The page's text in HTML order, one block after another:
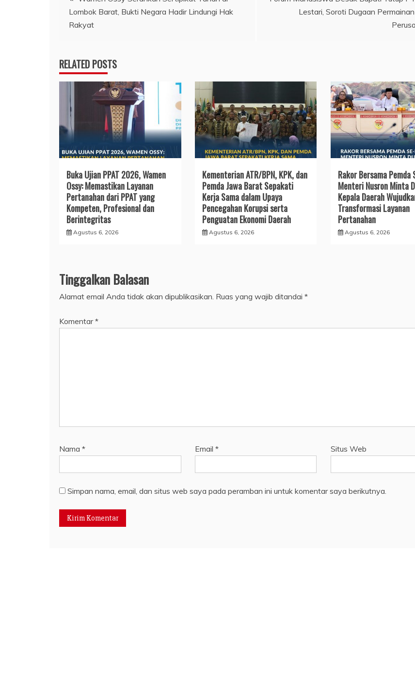
pos
Lombok Barat, Bukti Negara Hadir Lindungi Hak
Rakyat
Lestari, Soroti Dugaan
RELATED POSTS
Buka Ujian PPAT 2026, Wamen
Ossy: Memastikan Layanan
Pertanahan dari PPAT yang
Kompeten, Profesional dan
Berintegritas
Agustus 6, 2026
Kementerian ATR/BPN, KPK, dan
Pemda Jawa Barat Sepakati
Kerja Sama dalam Upaya
Pencegahan Korupsi serta
Penguatan Ekonomi Daerah
Agustus 6, 2026
Rakor Bersama Pemda
Menteri Nusron Minta
Kepala Daerah
Transformasi Layanan
Pertanahan
Agustus 6, 2026
Tinggalkan Balasan
Alamat email Anda tidak akan dipublikasikan. Ruas yang wajib ditandai *
Komentar*
Nama * Email * Situs Web
Simpan nama, email, dan situs web saya pada peramban ini untuk komentar saya berikutnya.